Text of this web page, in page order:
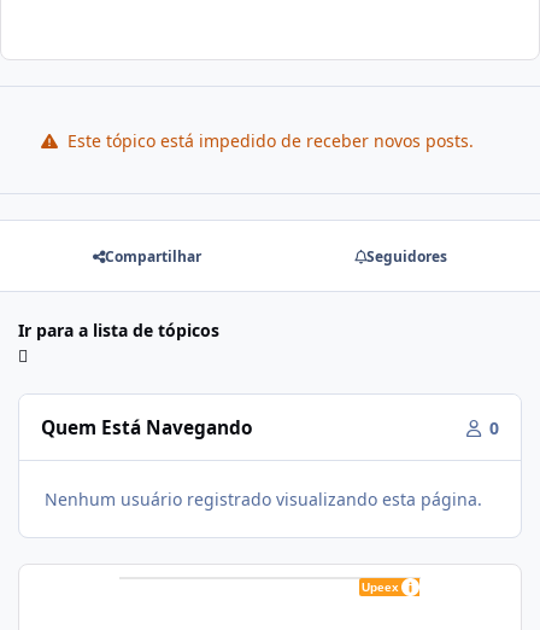
Este tópico está impedido de receber novos posts.
Compartilhar Seguidores
Ir para a lista de tópicos
Quem Está Navegando 0
Nenhum usuário registrado visualizando esta página.